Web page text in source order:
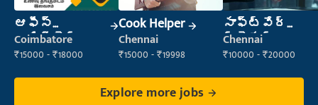
ఆఫీస్
అసిస్టెంట్
Coimbatore
₹15000 - ₹18000
Cook Helper
Chennai
₹15000 - ₹19998
సాఫ్ట్‌వేర్
ట్రైనర్
Chennai
₹10000 - ₹20000
Explore more jobs